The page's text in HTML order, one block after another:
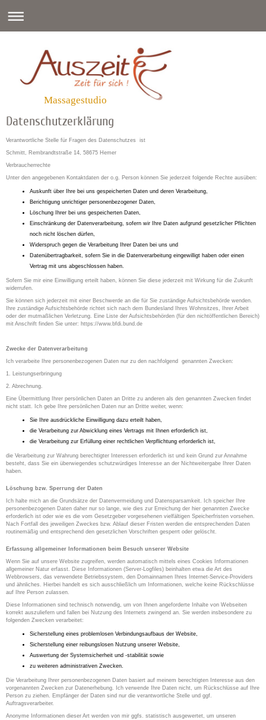
Massagestudio
Datenschutzerklärung
Verantwortliche Stelle für Fragen des Datenschutzes ist
Schmitt, Rembrandtstraße 14, 58675 Hemer
Verbraucherrechte
Unter den angegebenen Kontaktdaten der o.g. Person können Sie jederzeit folgende Rechte ausüben:
Auskunft über Ihre bei uns gespeicherten Daten und deren Verarbeitung,
Berichtigung unrichtiger personenbezogener Daten,
Löschung Ihrer bei uns gespeicherten Daten,
Einschränkung der Datenverarbeitung, sofern wir Ihre Daten aufgrund gesetzlicher Pflichten
noch nicht löschen dürfen,
Widerspruch gegen die Verarbeitung Ihrer Daten bei uns und
Datenübertragbarkeit, sofern Sie in die Datenverarbeitung eingewilligt haben oder einen
Vertrag mit uns abgeschlossen haben.
Sofern Sie mir eine Einwilligung erteilt haben, können Sie diese jederzeit mit Wirkung für die Zukunft
widerrufen.
Sie können sich jederzeit mit einer Beschwerde an die für Sie zuständige Aufsichtsbehörde wenden.
Ihre zuständige Aufsichtsbehörde richtet sich nach dem Bundesland Ihres Wohnsitzes, Ihrer Arbeit
oder der mutmaßlichen Verletzung. Eine Liste der Aufsichtsbehörden (für den nichtöffentlichen Bereich)
mit Anschrift finden Sie unter: https://www.bfdi.bund.de
Zwecke der Datenverarbeitung
Ich verarbeite Ihre personenbezogenen Daten nur zu den nachfolgend genannten Zwecken:
1. Leistungserbringung
2. Abrechnung.
Eine Übermittlung Ihrer persönlichen Daten an Dritte zu anderen als den genannten Zwecken findet
nicht statt. Ich gebe Ihre persönlichen Daten nur an Dritte weiter, wenn:
Sie Ihre ausdrückliche Einwilligung dazu erteilt haben,
die Verarbeitung zur Abwicklung eines Vertrags mit Ihnen erforderlich ist,
die Verarbeitung zur Erfüllung einer rechtlichen Verpflichtung erforderlich ist,
die Verarbeitung zur Wahrung berechtigter Interessen erforderlich ist und kein Grund zur Annahme
besteht, dass Sie ein überwiegendes schutzwürdiges Interesse an der Nichtweitergabe Ihrer Daten
haben.
Löschung bzw. Sperrung der Daten
Ich halte mich an die Grundsätze der Datenvermeidung und Datensparsamkeit. Ich speicher Ihre
personenbezogenen Daten daher nur so lange, wie dies zur Erreichung der hier genannten Zwecke
erforderlich ist oder wie es die vom Gesetzgeber vorgesehenen vielfältigen Speicherfristen vorsehen.
Nach Fortfall des jeweiligen Zweckes bzw. Ablauf dieser Fristen werden die entsprechenden Daten
routinemäßig und entsprechend den gesetzlichen Vorschriften gesperrt oder gelöscht.
Erfassung allgemeiner Informationen beim Besuch unserer Website
Wenn Sie auf unsere Website zugreifen, werden automatisch mittels eines Cookies Informationen
allgemeiner Natur erfasst. Diese Informationen (Server-Logfiles) beinhalten etwa die Art des
Webbrowsers, das verwendete Betriebssystem, den Domainnamen Ihres Internet-Service-Providers
und ähnliches. Hierbei handelt es sich ausschließlich um Informationen, welche keine Rückschlüsse
auf Ihre Person zulassen.
Diese Informationen sind technisch notwendig, um von Ihnen angeforderte Inhalte von Webseiten
korrekt auszuliefern und fallen bei Nutzung des Internets zwingend an. Sie werden insbesondere zu
folgenden Zwecken verarbeitet:
Sicherstellung eines problemlosen Verbindungsaufbaus der Website,
Sicherstellung einer reibungslosen Nutzung unserer Website,
Auswertung der Systemsicherheit und -stabilität sowie
zu weiteren administrativen Zwecken.
Die Verarbeitung Ihrer personenbezogenen Daten basiert auf meinem berechtigten Interesse aus den
vorgenannten Zwecken zur Datenerhebung. Ich verwende Ihre Daten nicht, um Rückschlüsse auf Ihre
Person zu ziehen. Empfänger der Daten sind nur die verantwortliche Stelle und ggf.
Auftragsverarbeiter.
Anonyme Informationen dieser Art werden von mir ggfs. statistisch ausgewertet, um unseren